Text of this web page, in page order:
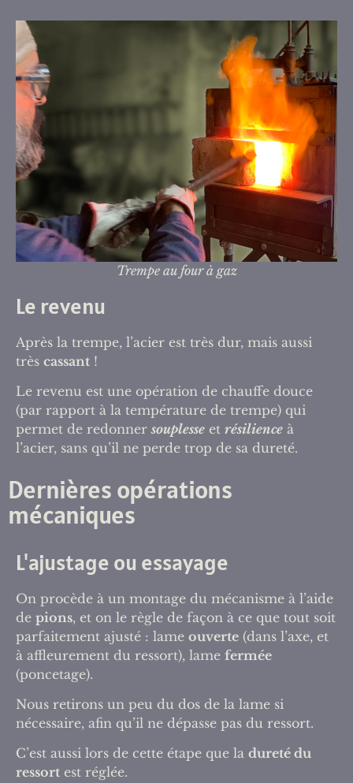
Trempe au four à gaz
Le revenu
Après la trempe, l’acier est très dur, mais aussi
très cassant !
Le revenu est une opération de chauffe douce
(par rapport à la température de trempe) qui
permet de redonnersouplesse et résilience à
l’acier, sans qu’il ne perde trop de sa dureté.
Dernières opérations
mécaniques
L'ajustage ou essayage
On procède à un montage du mécanisme à l’aide
de pions, et on le règle de façon à ce que tout soit
parfaitement ajusté : lame ouverte (dans l’axe, et
à affleurement du ressort), lame fermée
(poncetage).
Nous retirons un peu du dos de la lame si
nécessaire, afin qu’il ne dépasse pas du ressort.
C’est aussi lors de cette étape que la dureté du
ressort est réglée.